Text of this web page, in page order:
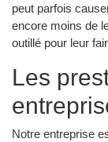
peut parfois
encore moins de
outillé pour leur
Les
Notre entreprise